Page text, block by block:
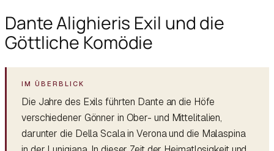
Dante Alighieris Exil und die
Göttliche Komödie
Die Jahre des Exils führten Dante an die Höfe
verschiedener Gönner in Ober- und Mittelitalien,
darunter die Della Scala in Verona und die Malaspina